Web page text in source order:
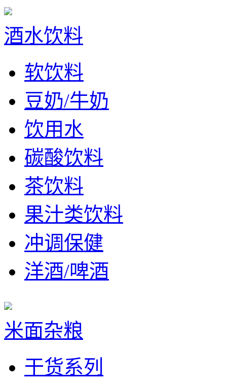
酒水饮料
软饮料
豆奶/牛奶
饮用水
碳酸饮料
茶饮料
果汁类饮料
冲调保健
洋酒/啤酒
米面杂粮
干货系列